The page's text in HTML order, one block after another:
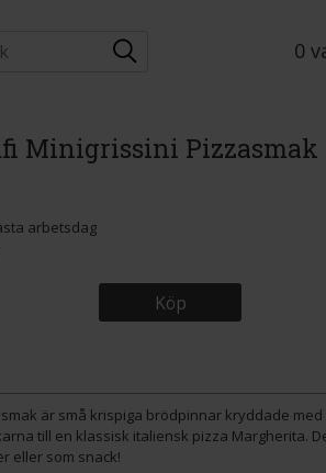
0
Minigrissini Pizzasmak
arbetsdag
Köp
är små krispiga brödpinnar kryddade
till en klassisk italiensk pizza Margherita.
eller som snack!